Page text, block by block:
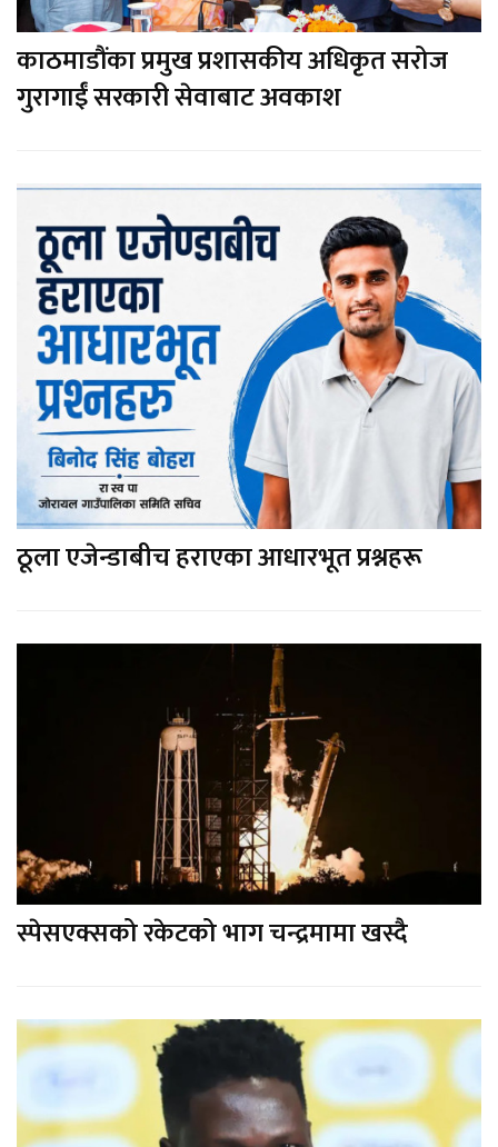
काठमाडौंका प्रमुख प्रशासकीय अधिकृत सरोज
गुरागाईं सरकारी सेवाबाट अवकाश
ठूला एजेन्डाबीच हराएका आधारभूत प्रश्नहरू
स्पेसएक्सको रकेटको भाग चन्द्रमामा खस्दै